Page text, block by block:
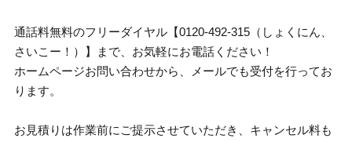
通話料無料のフリーダイヤル【0120-492-315（しょくにん、
さいこー！）】まで、お気軽にお電話ください！
ホームページお問い合わせから、メールでも受付を行ってお
ります。
お見積りは作業前にご提示させていただき、キャンセル料も